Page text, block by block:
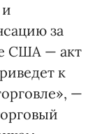
за
США — акт
к
—